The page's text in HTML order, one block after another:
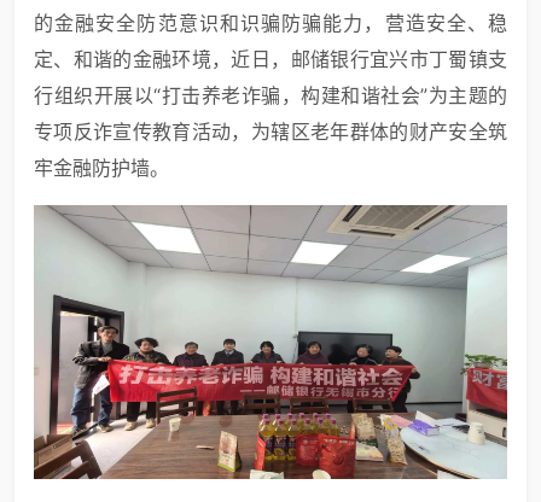
的金融安全防范意识和识骗防骗能力，营造安全、稳
定、和谐的金融环境，近日，邮储银行宜兴市丁蜀镇支
行组织开展以“打击养老诈骗，构建和谐社会”为主题的
专项反诈宣传教育活动，为辖区老年群体的财产安全筑
牢金融防护墙。